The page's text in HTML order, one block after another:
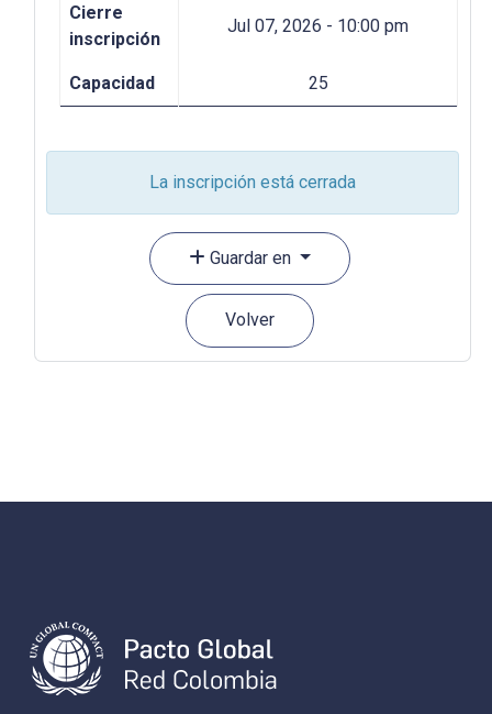
Cierre
inscripción
Jul 07, 2026 - 10:00 pm
Capacidad 25
La inscripción está cerrada
Guardar en
Volver